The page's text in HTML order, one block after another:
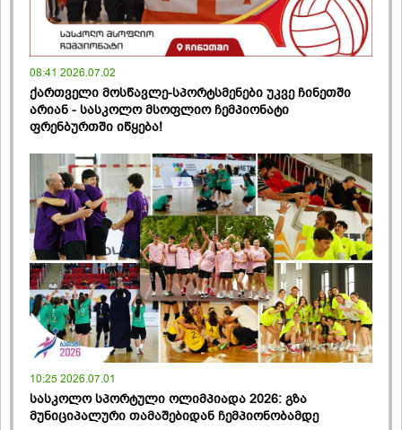
08:41 2026.07.02
ქართველი მოსწავლე-სპორტსმენები უკვე ჩინეთში
არიან - სასკოლო მსოფლიო ჩემპიონატი
ფრენბურთში იწყება!
10:25 2026.07.01
სასკოლო სპორტული ოლიმპიადა 2026: გზა
მუნიციპალური თამაშებიდან ჩემპიონობამდე